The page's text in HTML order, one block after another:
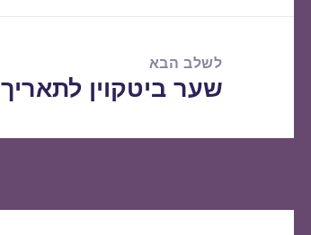
לשלב הבא
הפוסט
שער ביטקוין לתאריך 20/06/2019